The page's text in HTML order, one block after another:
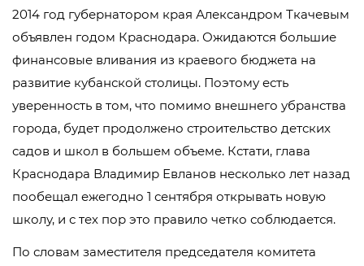
2014 год губернатором края Александром Ткачевым
объявлен годом Краснодара. Ожидаются большие
финансовые вливания из краевого бюджета на
развитие кубанской столицы. Поэтому есть
уверенность в том, что помимо внешнего убранства
города, будет продолжено строительство детских
садов и школ в большем объеме. Кстати, глава
Краснодара Владимир Евланов несколько лет назад
пообещал ежегодно 1 сентября открывать новую
школу, и с тех пор это правило четко соблюдается.
По словам заместителя председателя комитета